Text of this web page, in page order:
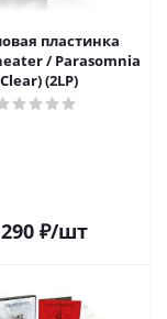
пластинка
/ Parasomnia
(2LP)
₽/шт